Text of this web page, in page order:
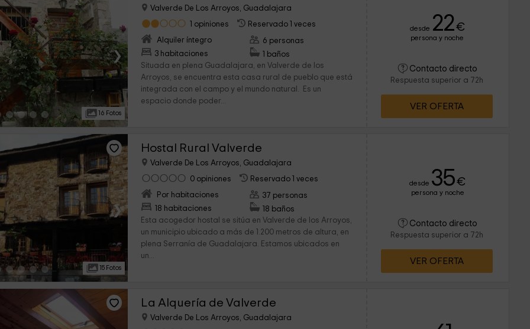
›
16 Fotos
Valverde De Los Arroyos, Guadalajara
1 opiniones
Reservado 1 veces
Alquiler íntegro
3 habitaciones
6 personas
1 baños
Situada en plena Guadalajara, en Valverde de los
Arroyos, se encuentra esta casa rural de pueblo que está
integrada con el campo y el mundo natural. Es un
espacio donde poder...
desde 22€
persona y noche
Contacto directo
Respuesta superior a 72h
VER OFERTA
›
15 Fotos
Hostal Rural Valverde
Valverde De Los Arroyos, Guadalajara
0 opiniones
Reservado 1 veces
Por habitaciones
18 habitaciones
37 personas
18 baños
Esta acogedor hostal se sitúa en Valverde de los Arroyos,
un municipio ubicado a más de 1.200 metros de altura, en
plena Serranía de Guadalajara. Estamos ubicados en
un...
desde 35€
persona y noche
Contacto directo
Respuesta superior a 72h
VER OFERTA
La Alquería de Valverde
Valverde De Los Arroyos, Guadalajara